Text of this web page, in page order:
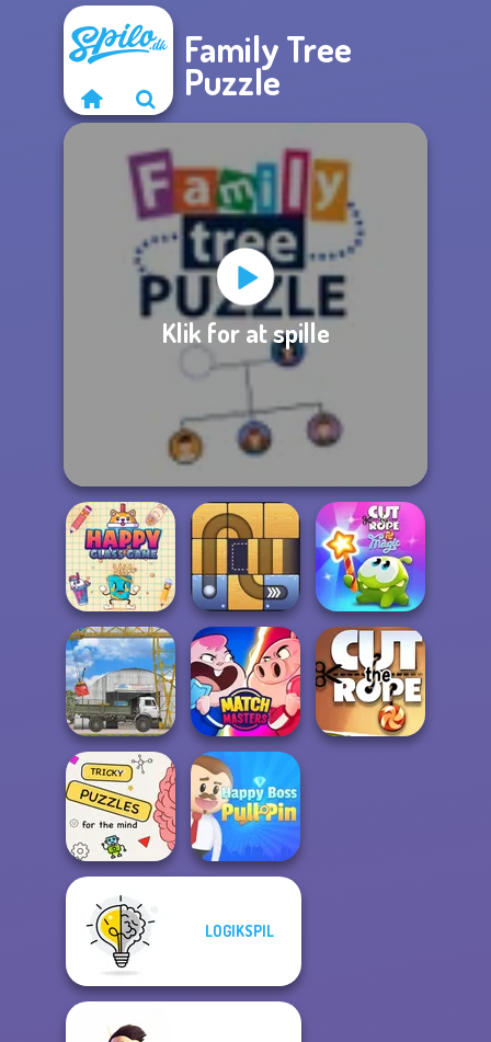
Family Tree
Puzzle
Klik for at spille
Happy Glass Free the Ball
Cut The Rope
Magic
The Cargo Match Masters
Brain Puzzles
Quests
Happy Boss Pull
LOGIKSPIL